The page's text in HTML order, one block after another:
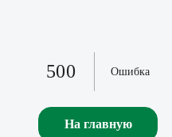
500 Ошибка
На главную